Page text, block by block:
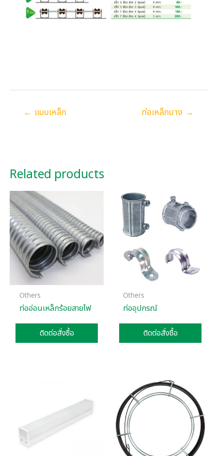
← แบบเหล็ก ท่อเหล็กบาง →
Related products
Others
ท่ออ่อนเหล็กร้อยสายไฟ
ติดต่อสั่งซื้อ
Others
ท่ออุปกรณ์
ติดต่อสั่งซื้อ